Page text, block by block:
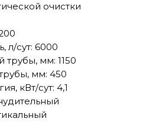
очистки
л/сут: 6000
трубы, мм: 1150
мм: 450
кВт/сут: 4,1